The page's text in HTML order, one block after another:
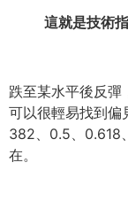
這就是技術
跌至某水平後反彈
可以很輕易找到偏
382、0.5、0.618
在。